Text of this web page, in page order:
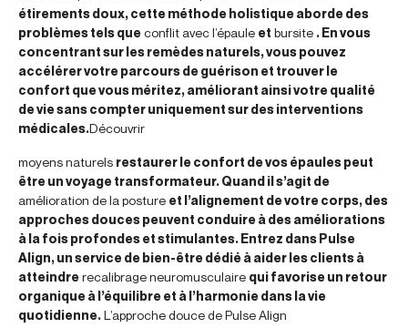
étirements doux, cette méthode holistique aborde des
problèmes tels queconflit avec l’épaule et bursite . En vous
concentrant sur les remèdes naturels, vous pouvez
accélérer votre parcours de guérison et trouver le
confort que vous méritez, améliorant ainsi votre qualité
de vie sans compter uniquement sur des interventions
médicales.Découvrir
moyens naturels restaurer le confort de vos épaules peut
être un voyage transformateur. Quand il s’agit de
amélioration de la posture et l’alignement de votre corps, des
approches douces peuvent conduire à des améliorations
à la fois profondes et stimulantes. Entrez dans Pulse
Align, un service de bien-être dédié à aider les clients à
atteindrerecalibrage neuromusculaire qui favorise un retour
organique à l’équilibre et à l’harmonie dans la vie
quotidienne.L’approche douce de Pulse Align